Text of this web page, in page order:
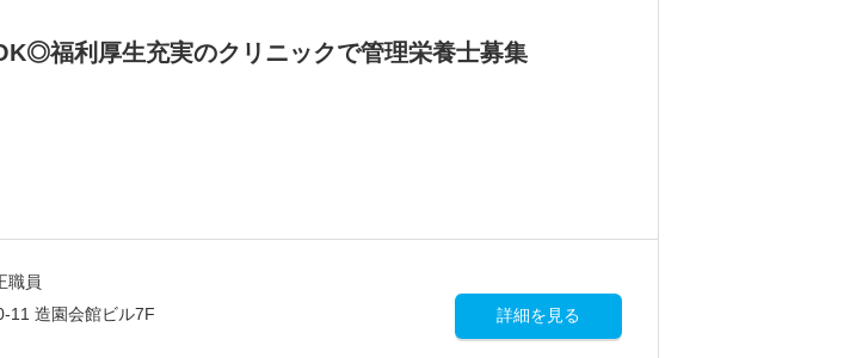
福利厚生充実のクリニックで管理栄養士募集
職員
11 造園会館ビル7F
詳細を見る